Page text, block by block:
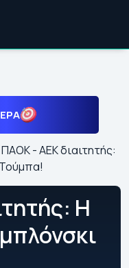
ΠΑΟΚ - ΑΕΚ διαιτητής:
Η